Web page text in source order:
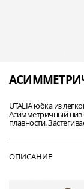
UTALIA юбка из
Асимметричный низ
плавности.
ОПИСАНИЕ